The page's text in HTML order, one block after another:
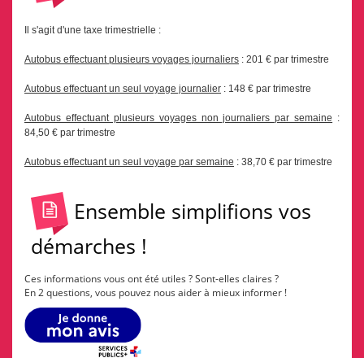
Il s'agit d'une taxe trimestrielle :
Autobus effectuant plusieurs voyages journaliers : 201 € par trimestre
Autobus effectuant un seul voyage journalier : 148 € par trimestre
Autobus effectuant plusieurs voyages non journaliers par semaine :
84,50 € par trimestre
Autobus effectuant un seul voyage par semaine : 38,70 € par trimestre
Ensemble simplifions vos
démarches !
Ces informations vous ont été utiles ? Sont-elles claires ?
En 2 questions, vous pouvez nous aider à mieux informer !